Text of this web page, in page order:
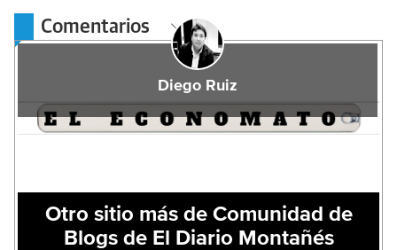
Comentarios
Diego Ruiz
Otro sitio más de Comunidad de
Blogs de El Diario Montañés